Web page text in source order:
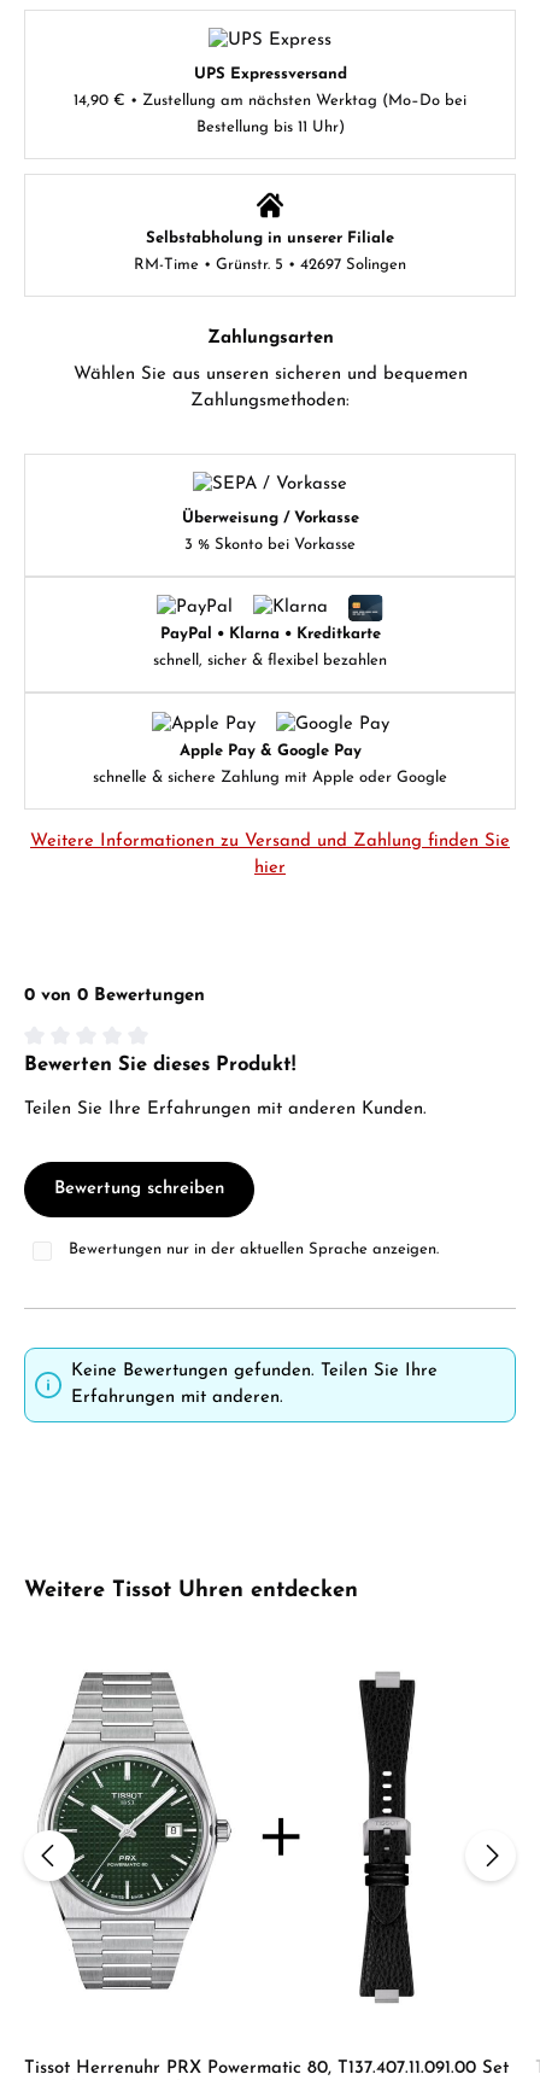
UPS Expressversand
14,90 € • Zustellung am nächsten Werktag (Mo–Do bei
Bestellung bis 11 Uhr)
Selbstabholung in unserer Filiale
RM-Time • Grünstr. 5 • 42697 Solingen
Zahlungsarten
Wählen Sie aus unseren sicheren und bequemen
Zahlungsmethoden:
Überweisung / Vorkasse
3 % Skonto bei Vorkasse
PayPal • Klarna • Kreditkarte
schnell, sicher & flexibel bezahlen
Apple Pay & Google Pay
schnelle & sichere Zahlung mit Apple oder Google
Weitere Informationen zu Versand und Zahlung finden Sie
hier
0 von 0 Bewertungen
Durchschnittliche Bewertung von 0 von 5 Sternen
Bewerten Sie dieses Produkt!
Teilen Sie Ihre Erfahrungen mit anderen Kunden.
Bewertung schreiben
Bewertungen nur in der aktuellen Sprache anzeigen.
Keine Bewertungen gefunden. Teilen Sie Ihre
Erfahrungen mit anderen.
Produktgalerie überspringen
Weitere Tissot Uhren entdecken
Tissot Herrenuhr PRX Powermatic 80, T137.407.11.091.00 Set